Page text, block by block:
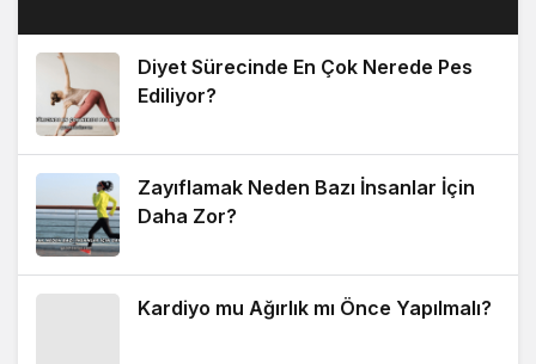
Diyet Sürecinde En Çok Nerede Pes
Ediliyor?
Zayıflamak Neden Bazı İnsanlar İçin
Daha Zor?
Kardiyo mu Ağırlık mı Önce Yapılmalı?